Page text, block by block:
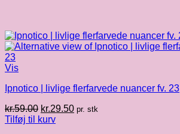
Vis
Ipnotico | livlige flerfarvede nuancer fv. 23
kr.59.00 Den
oprindelige
kr.29.50Den
pr. stk
Tilføj til kurv